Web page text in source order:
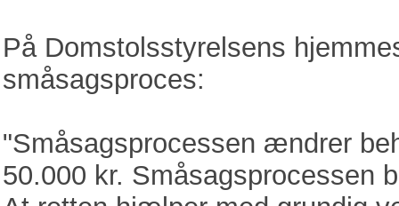
På Domstolsstyrelsens
småsagsproces:
"Småsagsprocessen ændrer
50.000 kr. Småsagsprocessen